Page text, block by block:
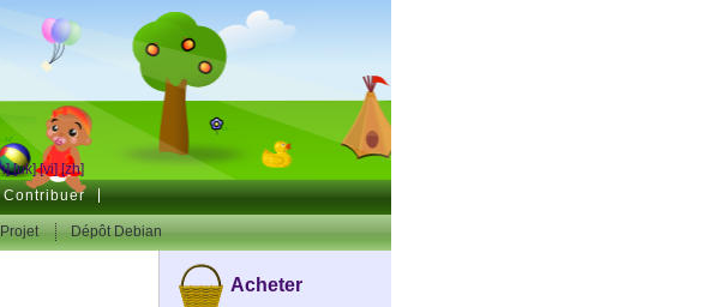
[uk] [vi] [zh]
Contribuer
Projet Dépôt Debian
Acheter